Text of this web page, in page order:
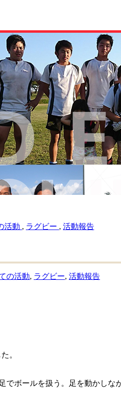
活動 , ラグビー , 活動報告
の活動, ラグビー, 活動報告
。
ボールを扱う。足を動かしな